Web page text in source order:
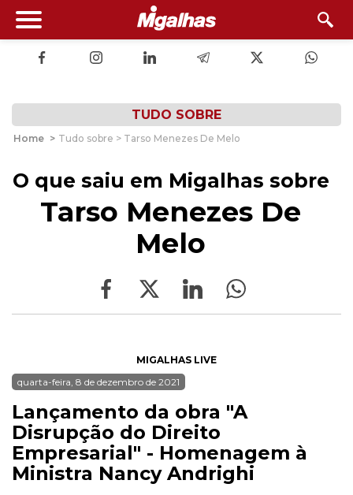
TUDO SOBRE
Home > Tudo sobre > Tarso Menezes De Melo
O que saiu em Migalhas sobre
Tarso Menezes De
Melo
MIGALHAS LIVE
quarta-feira, 8 de dezembro de 2021
Lançamento da obra "A
Disrupção do Direito
Empresarial" - Homenagem à
Ministra Nancy Andrighi